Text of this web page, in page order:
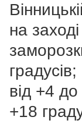
на
від +4
+18